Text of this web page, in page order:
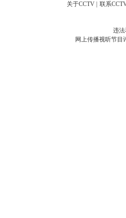
关于CCTV 联系
违
网上传播视听节目